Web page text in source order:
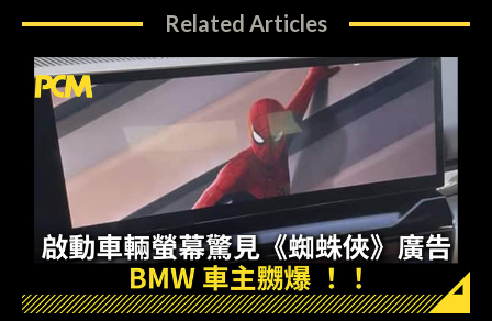
Related Articles